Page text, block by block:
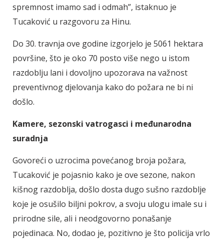
spremnost imamo sad i odmah”, istaknuo je
Tucaković u razgovoru za Hinu.
Do 30. travnja ove godine izgorjelo je 5061 hektara
površine, što je oko 70 posto više nego u istom
razdoblju lani i dovoljno upozorava na važnost
preventivnog djelovanja kako do požara ne bi ni
došlo.
Kamere, sezonski vatrogasci i međunarodna
suradnja
Govoreći o uzrocima povećanog broja požara,
Tucaković je pojasnio kako je ove sezone, nakon
kišnog razdoblja, došlo dosta dugo sušno razdoblje
koje je osušilo biljni pokrov, a svoju ulogu imale su i
prirodne sile, ali i neodgovorno ponašanje
pojedinaca. No, dodao je, pozitivno je što policija vrlo